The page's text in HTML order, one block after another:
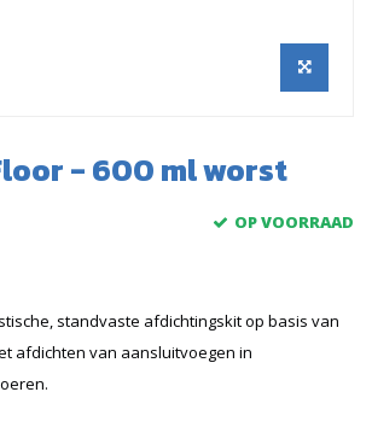
- 600 ml worst
OP VOORRAAD
standvaste afdichtingskit op basis van
afdichten van aansluitvoegen in